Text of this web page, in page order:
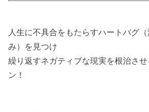
人生に不具合をもたらすハートバグ
み）を見つけ
繰り返すネガティブな現実を根治さ
ン！